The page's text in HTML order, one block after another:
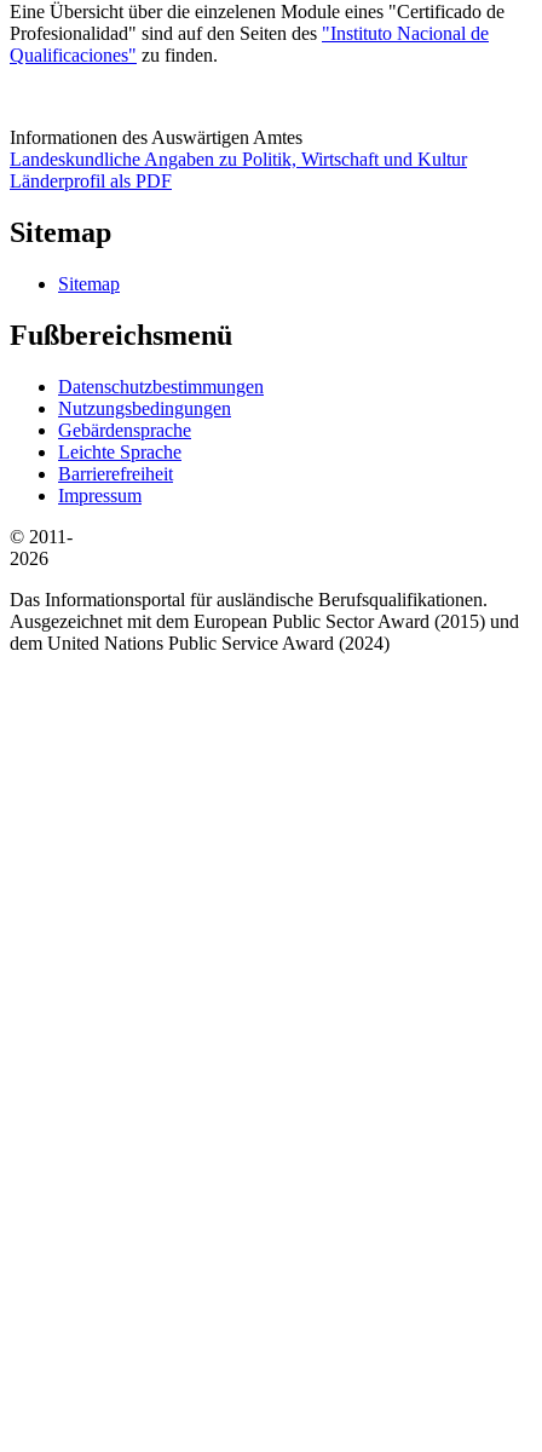
Eine Übersicht über die einzelenen Module eines "Certificado de
Profesionalidad" sind auf den Seiten des "Instituto Nacional de
Qualificaciones" zu finden.
Informationen des Auswärtigen Amtes
Landeskundliche Angaben zu Politik, Wirtschaft und Kultur
Länderprofil als PDF
Sitemap
Sitemap
Fußbereichsmenü
Datenschutzbestimmungen
Nutzungsbedingungen
Gebärdensprache
Leichte Sprache
Barrierefreiheit
Impressum
© 2011-
2026
Das Informationsportal für ausländische Berufsqualifikationen.
Ausgezeichnet mit dem European Public Sector Award (2015) und
dem United Nations Public Service Award (2024)